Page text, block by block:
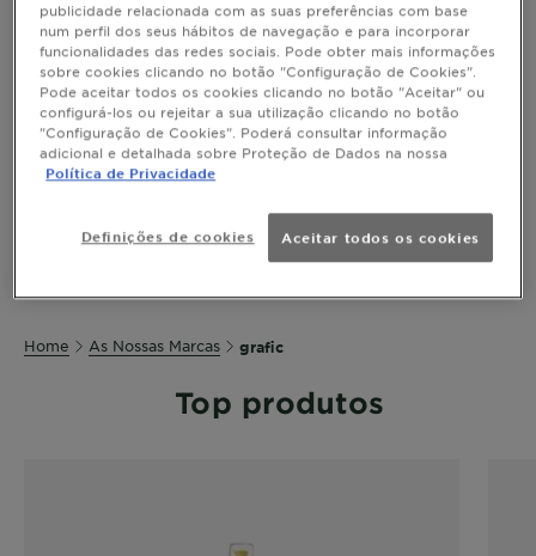
Cria o teu prório
estilo com Garnier
Grafic.
Home As Nossas Marcas grafic
Top produtos
publicidade relacionada com as suas preferências com base
num perfil dos seus hábitos de navegação e para incorporar
funcionalidades das redes sociais. Pode obter mais informações
sobre cookies clicando no botão "Configuração de Cookies".
Pode aceitar todos os cookies clicando no botão "Aceitar" ou
configurá-los ou rejeitar a sua utilização clicando no botão
"Configuração de Cookies". Poderá consultar informação
adicional e detalhada sobre Proteção de Dados na nossa
Política de Privacidade
Definições de cookies Aceitar todos os cookies